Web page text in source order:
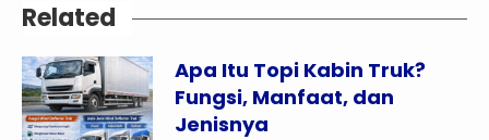
Related
Apa Itu Topi Kabin Truk?
Fungsi, Manfaat, dan
Jenisnya